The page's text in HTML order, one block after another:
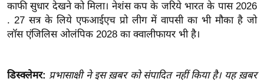
श
ख्सि
य
यं
काफी सुधार देखने को मिला। नेशंस कप के जरिये भारत के पास 2026
. 27 सत्र के लिये एफआईएच प्रो लीग में वापसी का भी मौका है जो
लॉस एंजिलिस ओलंपिक 2028 का क्वालीफायर भी है।
डिस्क्लेमर: प्रभासाक्षी ने इस ख़बर को संपादित नहीं किया है। यह ख़बर